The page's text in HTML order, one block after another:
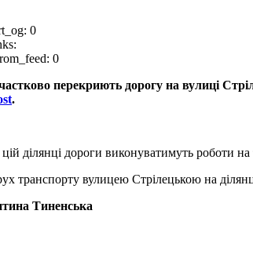
0
0
перекриють дорогу на вулиці
.
ділянці дороги виконуватимуть роботи на
транспорту вулицею Стрілецькою на
Тиненська